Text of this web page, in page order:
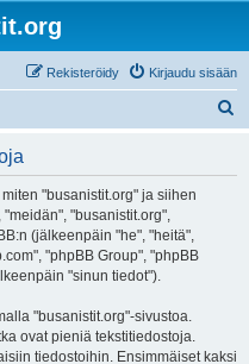
Kirjaudu sisään
Rekisteröidy
"busanistit.org" ja siihen
"meidän", "busanistit.org",
(jälkeenpäin "he", "heitä",
"phpBB Group", "phpBB
"sinun tiedot").
"busanistit.org"-sivustoa.
ovat pieniä tekstitiedostoja.
tiedostoihin. Ensimmäiset kaksi